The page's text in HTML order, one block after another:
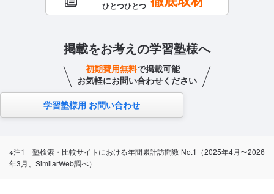
ひとつひとつ
掲載をお考えの学習塾様へ
初期費用無料で掲載可能
お気軽にお問い合わせください
学習塾様用 お問い合わせ
※注1 塾検索・比較サイトにおける年間累計訪問数 No.1（2025年4月〜2026
年3月、SimilarWeb調べ）